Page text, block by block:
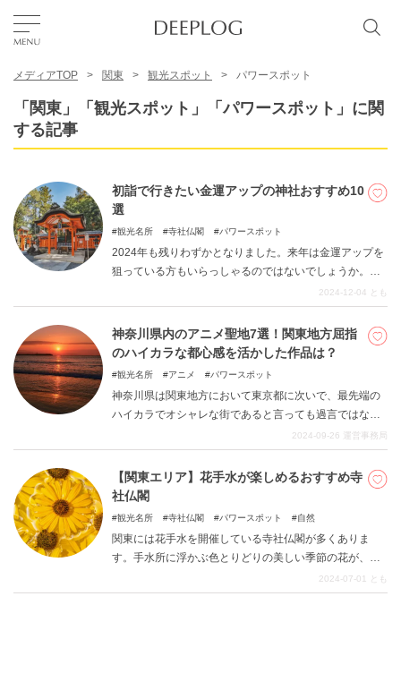
TOP
エリア
カテゴリー
USD
プライバシーポリシー
お問い合わせ
運営会社
メディアTOP 関東 観光スポット パワースポット
「関東」「観光スポット」「パワースポット」に関
する記事
初詣で行きたい金運アップの神社おすすめ10
選
観光名所 寺社仏閣 パワースポット
2024年も残りわずかとなりました。来年は金運アップを
狙っている方もいらっしゃるのではないでしょうか。首
都圏からも行きやすい関東エリアで、金運アップにご利
益のあるおすすめ神社を紹介します。初詣は金運・商売
の神様にお参りして、金運アップしましょう。
2024-12-04 とも
神奈川県内のアニメ聖地7選！関東地方屈指
のハイカラな都心感を活かした作品は？
観光名所 アニメ パワースポット
神奈川県は関東地方において東京都に次いで、最先端の
ハイカラでオシャレな街であると言っても過言ではない
です。 そんな近未来的な都市の中で描かれた作品は少な
からずで、多く作品へ着想を与えています。 普通に観光
をしても噛み応えがあるこちらの地域、是非足を運んで
みてください。
2024-09-26 運営事務局
【関東エリア】花手水が楽しめるおすすめ寺
社仏閣
観光名所 寺社仏閣 パワースポット 自然
関東には花手水を開催している寺社仏閣が多くありま
す。手水所に浮かぶ色とりどりの美しい季節の花が、参
拝前に心を癒してくれます。神社やお寺の周りに咲く季
節の花を使うところもあり、行く場所によってお花もデ
2024-07-01 とも